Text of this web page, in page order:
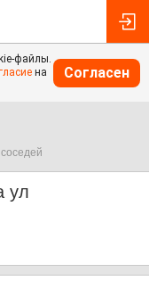
файлы.
на
Согласен
ул